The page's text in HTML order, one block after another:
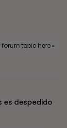
topic here »
es despedido